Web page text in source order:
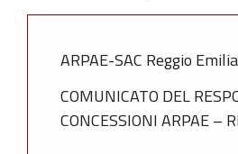
ARPAE-SAC Reggio Emilia
COMUNICATO DEL
CONCESSIONI ARPAE –